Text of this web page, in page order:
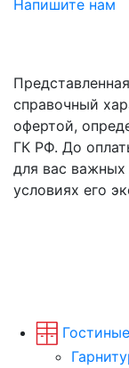
Напишите нам
справочный
офертой,
ГК РФ. До
для вас важных
условиях его
Гостиные